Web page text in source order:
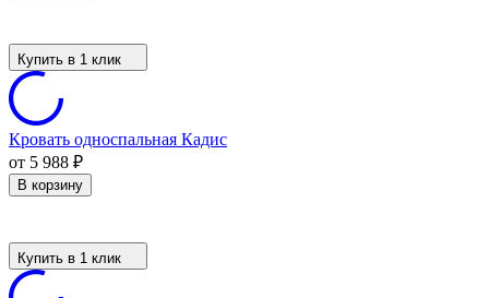
Купить в 1 клик
Кровать односпальная Кадис
от 5 988 ₽
В корзину
Купить в 1 клик